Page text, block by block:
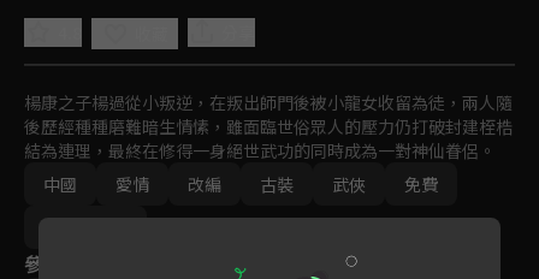
楊康之子楊過從小叛逆，在叛出師門後被小龍女收留為徒，兩人隨
後歷經種種磨難暗生情愫，雖面臨世俗眾人的壓力仍打破封建桎梏
結為連理，最終在修得一身絕世武功的同時成為一對神仙眷侶。
中國
愛情 改編 古裝 武俠
免費
參與演員